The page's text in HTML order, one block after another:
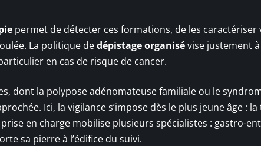
permet de détecter ces formations, de les caractériser
La politique dedépistage organisévise justement
en cas de risque de cancer.
dont la polypose adénomateuse familiale ou le
Ici, la vigilance s’impose dès le plus jeune âge :
en charge mobilise plusieurs spécialistes : gastro-
sa pierre à l’édifice du suivi.